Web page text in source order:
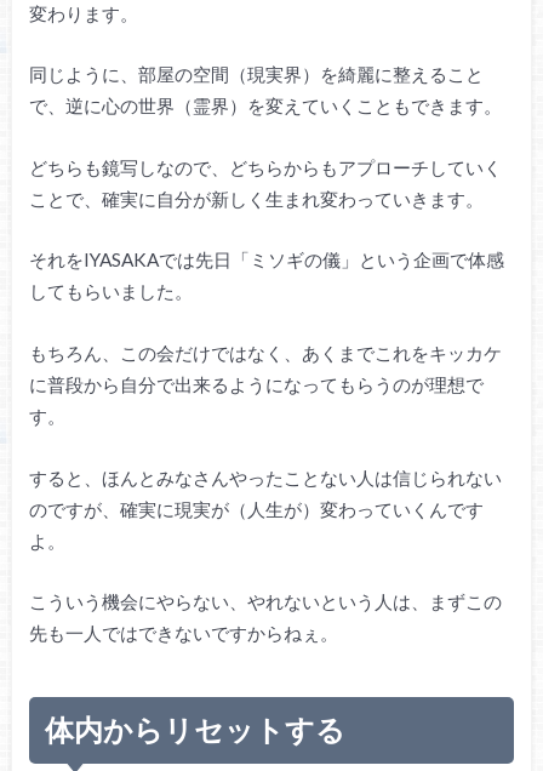
変わります。
同じように、部屋の空間（現実界）を綺麗に整えること
で、逆に心の世界（霊界）を変えていくこともできます。
どちらも鏡写しなので、どちらからもアプローチしていく
ことで、確実に自分が新しく生まれ変わっていきます。
それをIYASAKAでは先日「ミソギの儀」という企画で体感
してもらいました。
もちろん、この会だけではなく、あくまでこれをキッカケ
に普段から自分で出来るようになってもらうのが理想で
す。
すると、ほんとみなさんやったことない人は信じられない
のですが、確実に現実が（人生が）変わっていくんです
よ。
こういう機会にやらない、やれないという人は、まずこの
先も一人ではできないですからねぇ。
体内からリセットする